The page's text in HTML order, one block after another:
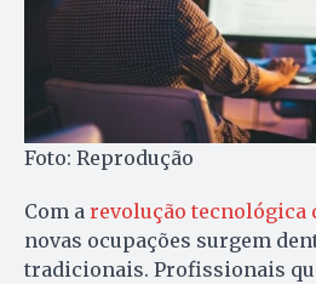
Foto: Reprodução
Com a revolução tecnológica
novas ocupações surgem
tradicionais. Profissionais